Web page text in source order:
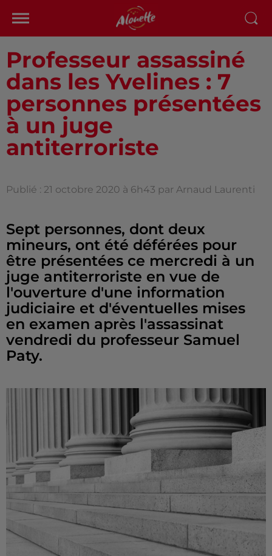
Professeur assassiné
dans les Yvelines : 7
personnes présentées
à un juge
antiterroriste
Publié : 21 octobre 2020 à 6h43 par Arnaud Laurenti
Sept personnes, dont deux
mineurs, ont été déférées pour
être présentées ce mercredi à un
juge antiterroriste en vue de
l'ouverture d'une information
judiciaire et d'éventuelles mises
en examen après l'assassinat
vendredi du professeur Samuel
Paty.